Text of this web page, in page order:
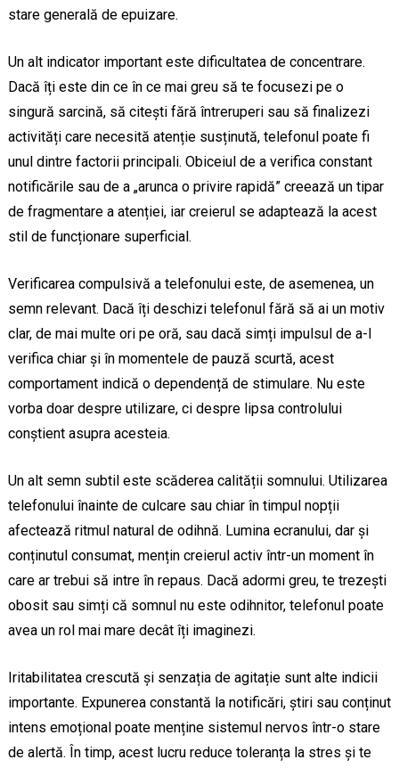
stare generală de epuizare.
Un alt indicator important este dificultatea de concentrare.
Dacă îți este din ce în ce mai greu să te focusezi pe o
singură sarcină, să citești fără întreruperi sau să finalizezi
activități care necesită atenție susținută, telefonul poate fi
unul dintre factorii principali. Obiceiul de a verifica constant
notificările sau de a „arunca o privire rapidă” creează un tipar
de fragmentare a atenției, iar creierul se adaptează la acest
stil de funcționare superficial.
Verificarea compulsivă a telefonului este, de asemenea, un
semn relevant. Dacă îți deschizi telefonul fără să ai un motiv
clar, de mai multe ori pe oră, sau dacă simți impulsul de a-l
verifica chiar și în momentele de pauză scurtă, acest
comportament indică o dependență de stimulare. Nu este
vorba doar despre utilizare, ci despre lipsa controlului
conștient asupra acesteia.
Un alt semn subtil este scăderea calității somnului. Utilizarea
telefonului înainte de culcare sau chiar în timpul nopții
afectează ritmul natural de odihnă. Lumina ecranului, dar și
conținutul consumat, mențin creierul activ într-un moment în
care ar trebui să intre în repaus. Dacă adormi greu, te trezești
obosit sau simți că somnul nu este odihnitor, telefonul poate
avea un rol mai mare decât îți imaginezi.
Iritabilitatea crescută și senzația de agitație sunt alte indicii
importante. Expunerea constantă la notificări, știri sau conținut
intens emoțional poate menține sistemul nervos într-o stare
de alertă. În timp, acest lucru reduce toleranța la stres și te